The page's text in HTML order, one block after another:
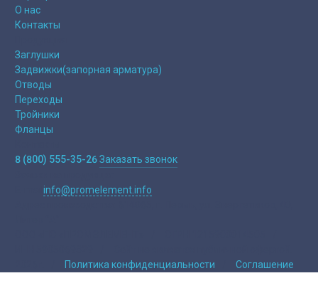
О нас
Контакты
Заглушки
Задвижки(запорная арматура)
Отводы
Переходы
Тройники
Фланцы
8 (800) 555-35-26Заказать звонок
info@promelement.info
Политика конфиденциальности Соглашение